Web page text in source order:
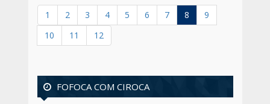
1 2 3 4 5 6 7 8
9
10
11 12
FOFOCA COM CIROCA